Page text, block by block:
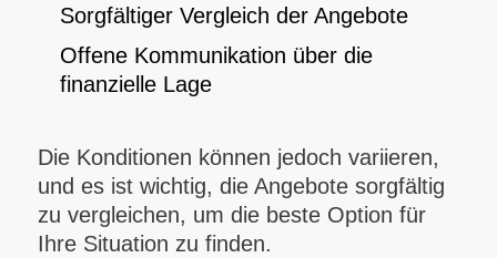
Sorgfältiger Vergleich der Angebote
Offene Kommunikation über die
finanzielle Lage
Die Konditionen können jedoch variieren,
und es ist wichtig, die Angebote sorgfältig
zu vergleichen, um die beste Option für
Ihre Situation zu finden.